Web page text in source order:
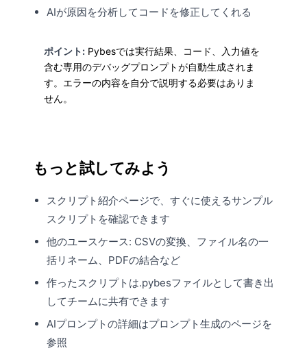
AIが原因を分析してコードを修正してくれる
ポイント: Pybesでは実行結果、コード、入力値を
含む専用のデバッグプロンプトが自動生成されま
す。エラーの内容を自分で説明する必要はありま
せん。
もっと試してみよう
スクリプト紹介ページで、すぐに使えるサンプル
スクリプトを確認できます
他のユースケース: CSVの変換、ファイル名の一
括リネーム、PDFの結合など
作ったスクリプトは.pybesファイルとして書き出
してチームに共有できます
AIプロンプトの詳細はプロンプト生成のページを
参照